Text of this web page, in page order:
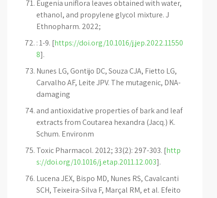
Eugenia uniflora leaves obtained with water,
ethanol, and propylene glycol mixture. J
Ethnopharm. 2022;
: 1-9. [https://doi.org/10.1016/j.jep.2022.11550
8].
Nunes LG, Gontijo DC, Souza CJA, Fietto LG,
Carvalho AF, Leite JPV. The mutagenic, DNA-
damaging
and antioxidative properties of bark and leaf
extracts from Coutarea hexandra (Jacq.) K.
Schum. Environm
Toxic Pharmacol. 2012; 33(2): 297-303. [http
s://doi.org/10.1016/j.etap.2011.12.003].
Lucena JEX, Bispo MD, Nunes RS, Cavalcanti
SCH, Teixeira-Silva F, Marçal RM, et al. Efeito